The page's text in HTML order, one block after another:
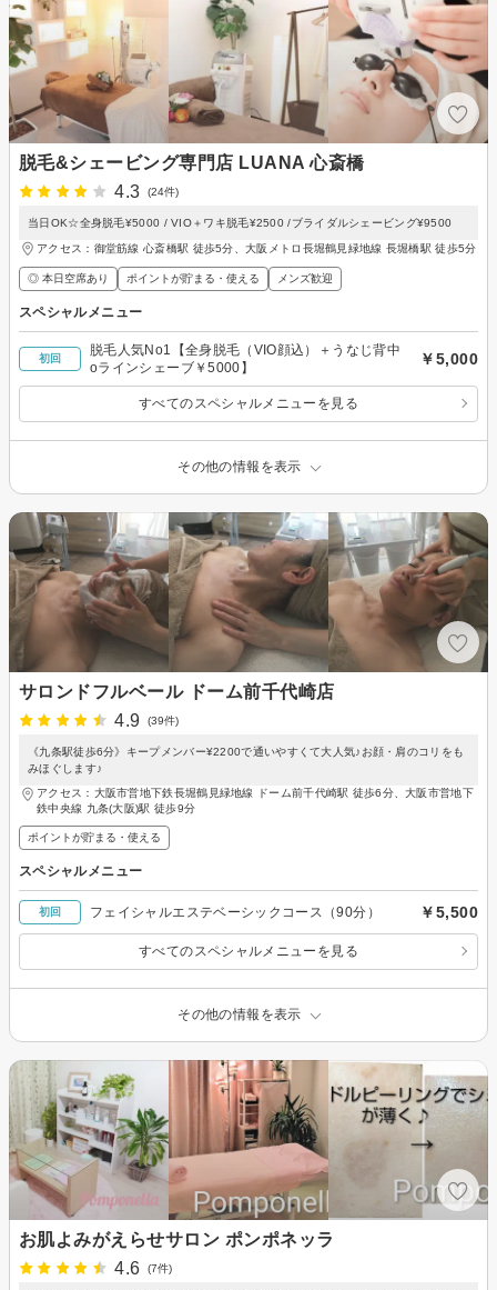
脱毛&シェービング専門店 LUANA 心斎橋
4.3
(24件)
当日OK☆全身脱毛¥5000 / VIO＋ワキ脱毛¥2500 /ブライダルシェービング¥9500
アクセス：御堂筋線 心斎橋駅 徒歩5分、大阪メトロ長堀鶴見緑地線 長堀橋駅 徒歩5分
◎ 本日空席あり ポイントが貯まる・使える メンズ歓迎
スペシャルメニュー
初回
脱毛人気No1【全身脱毛（VIO顔込）＋うなじ背中
oラインシェーブ￥5000】
￥5,000
すべてのスペシャルメニューを見る
その他の情報を表示
サロンドフルベール ドーム前千代崎店
4.9
(39件)
《九条駅徒歩6分》キープメンバー¥2200で通いやすくて大人気♪お顔・肩のコリをも
みほぐします♪
アクセス：大阪市営地下鉄長堀鶴見緑地線 ドーム前千代崎駅 徒歩6分、大阪市営地下
鉄中央線 九条(大阪)駅 徒歩9分
ポイントが貯まる・使える
スペシャルメニュー
初回 フェイシャルエステベーシックコース（90分） ￥5,500
すべてのスペシャルメニューを見る
その他の情報を表示
お肌よみがえらせサロン ポンポネッラ
4.6
(7件)